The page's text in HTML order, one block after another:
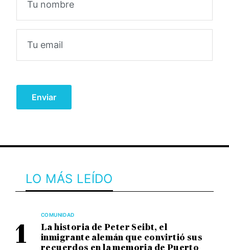
LO MÁS LEÍDO
COMUNIDAD
La historia de Peter Seibt, el
inmigrante alemán que convirtió sus
recuerdos en la memoria de Puerto